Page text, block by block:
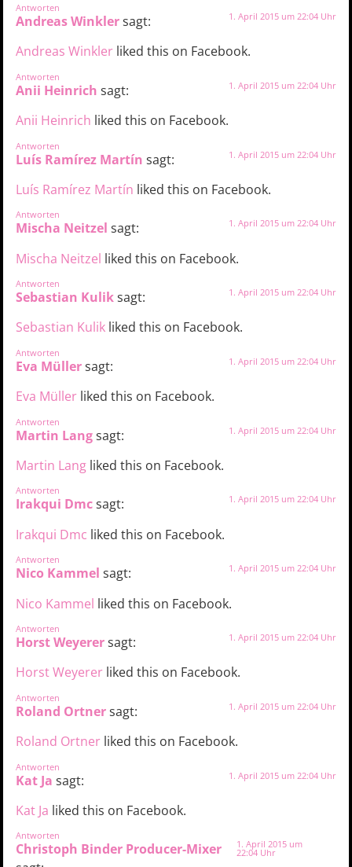
Antworten
Andreas Winklersagt: 1. April 2015 um 22:04 Uhr
Andreas Winkler liked this on Facebook.
Antworten
Anii Heinrich sagt: 1. April 2015 um 22:04 Uhr
Anii Heinrich liked this on Facebook.
Antworten
Luís Ramírez Martín sagt: 1. April 2015 um 22:04 Uhr
Luís Ramírez Martín liked this on Facebook.
Antworten
Mischa Neitzel sagt: 1. April 2015 um 22:04 Uhr
Mischa Neitzel liked this on Facebook.
Antworten
Sebastian Kuliksagt: 1. April 2015 um 22:04 Uhr
Sebastian Kulik liked this on Facebook.
Antworten
Eva Müllersagt: 1. April 2015 um 22:04 Uhr
Eva Müller liked this on Facebook.
Antworten
Martin Langsagt: 1. April 2015 um 22:04 Uhr
Martin Lang liked this on Facebook.
Antworten
Irakqui Dmcsagt: 1. April 2015 um 22:04 Uhr
Irakqui Dmc liked this on Facebook.
Antworten
Nico Kammel sagt: 1. April 2015 um 22:04 Uhr
Nico Kammel liked this on Facebook.
Antworten
Horst Weyerersagt: 1. April 2015 um 22:04 Uhr
Horst Weyerer liked this on Facebook.
Antworten
Roland Ortnersagt: 1. April 2015 um 22:04 Uhr
Roland Ortner liked this on Facebook.
Antworten
Kat Ja sagt: 1. April 2015 um 22:04 Uhr
Kat Ja liked this on Facebook.
Antworten
Christoph Binder Producer-Mixer
1. April 2015 um
22:04 Uhr